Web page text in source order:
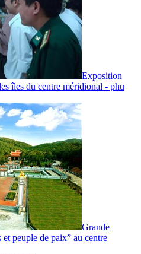
Exposition
îles du centre méridional - phu
Grande
peuple de paix” au centre